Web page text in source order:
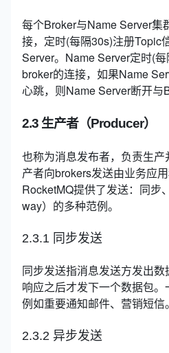
每个Broker与Name Server集
接，定时(每隔30s)注册Topic
Server。Name Server定时(
broker的连接，如果Name
心跳，则Name Server断开与
2.3 生产者（Producer）
也称为消息发布者，负责生产
产者向brokers发送由业务应
RocketMQ提供了发送：同步
way）的多种范例。
2.3.1 同步发送
同步发送指消息发送方发出
响应之后才发下一个数据包。
例如重要通知邮件、营销短信。
2.3.2 异步发送